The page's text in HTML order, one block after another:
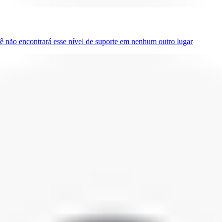
não encontrará esse nível de suporte em nenhum outro lugar